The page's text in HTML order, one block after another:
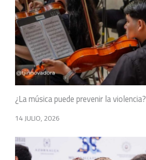
¿La música puede prevenir la violencia?
14 JULIO, 2026